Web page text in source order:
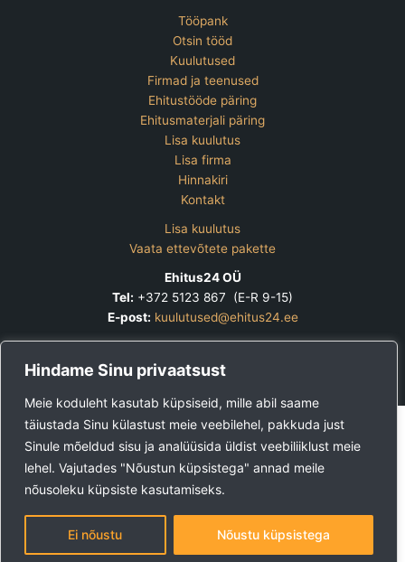
Hindame Sinu privaatsust
Meie koduleht kasutab küpsiseid, mille abil saame
täiustada Sinu külastust meie veebilehel, pakkuda just
Sinule mõeldud sisu ja analüüsida üldist veebiliiklust meie
lehel. Vajutades "Nõustun küpsistega" annad meile
nõusoleku küpsiste kasutamiseks.
Ei nõustu Nõustu küpsistega
Tööpank
Otsin tööd
Kuulutused
Firmad ja teenused
Ehitustööde päring
Ehitusmaterjali päring
Lisa kuulutus
Lisa firma
Hinnakiri
Kontakt
Lisa kuulutus
Vaata ettevõtete pakette
Ehitus24 OÜ
Tel: +372 5123 867 (E-R 9-15)
E-post: kuulutused@ehitus24.ee
Copyright © 2026 Ehitus24